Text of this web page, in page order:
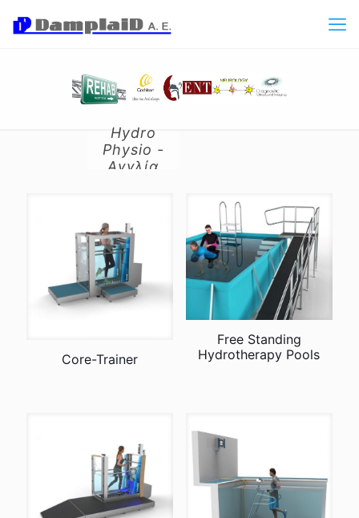
Hydro
Physio -
Αγγλία
Core-Trainer
Free Standing
Hydrotherapy Pools